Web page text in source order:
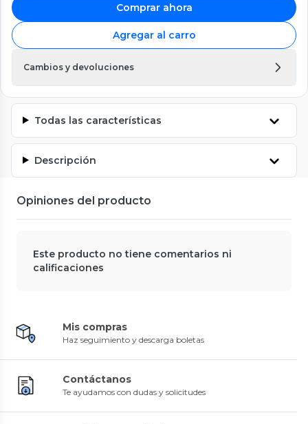
Comprar ahora
Agregar al carro
Cambios y devoluciones
Todas las características
Descripción
Opiniones del producto
Este producto no tiene comentarios ni
calificaciones
Mis compras
Haz seguimiento y descarga boletas
Contáctanos
Te ayudamos con dudas y solicitudes